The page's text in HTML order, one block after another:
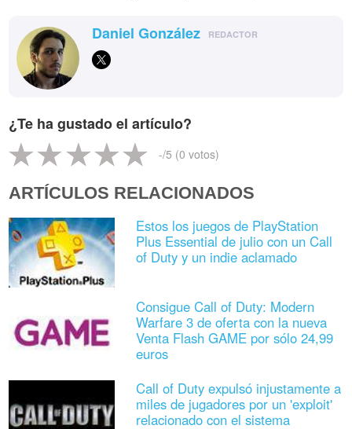
Daniel González REDACTOR
¿Te ha gustado el artículo?
-/5 (0 votos)
ARTÍCULOS RELACIONADOS
Estos los juegos de PlayStation
Plus Essential de julio con un Call
of Duty y un indie aclamado
Consigue Call of Duty: Modern
Warfare 3 de oferta con la nueva
Venta Flash GAME por sólo 24,99
euros
Call of Duty expulsó injustamente a
miles de jugadores por un 'exploit'
relacionado con el sistema